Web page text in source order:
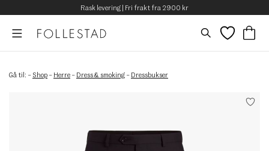
Rask levering | Fri frakt fra 2900 kr
Gå til: – Shop – Herre – Dress & smoking – Dressbukser